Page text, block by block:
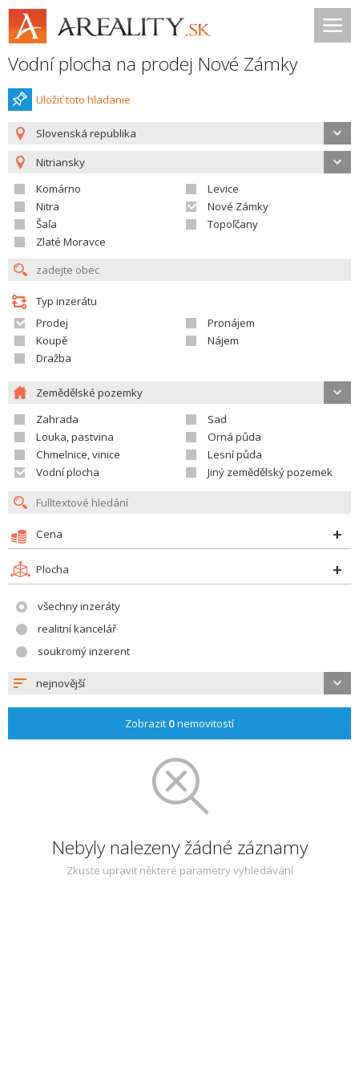
Vodní plocha na prodej Nové Zámky
Uložiť toto hladanie
Slovenská republika
Nitriansky
Komárno
Levice
Nitra
Nové Zámky
Šaľa
Topoľčany
Zlaté Moravce
Typ inzerátu
Prodej
Pronájem
Koupě
Nájem
Dražba
Zemědělské pozemky
Zahrada
Sad
Louka, pastvina
Orná půda
Chmelnice, vinice
Lesní půda
Vodní plocha
Jiný zemědělský pozemek
Cena
Plocha
všechny inzeráty
realitní kancelář
soukromý inzerent
nejnovější
Zobrazit 0nemovitostí
Nebyly nalezeny žádné záznamy
Zkuste upravit některé parametry vyhledávání